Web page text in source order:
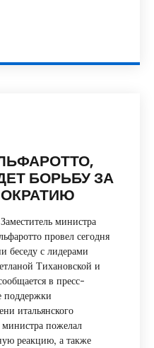
БОРЬБУ ЗА
министра
провел сегодня
беседу с лидерами
Тихановской и
в пресс-
поддержки
итальянского
министра пожелал
реакцию, а также